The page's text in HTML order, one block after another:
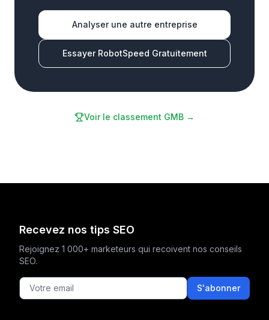
Analyser une autre entreprise
Essayer RobotSpeed Gratuitement
Voir le classement GMB →
Recevez nos tips SEO
Rejoignez 1 000+ marketeurs qui recoivent nos conseils
SEO.
S'abonner